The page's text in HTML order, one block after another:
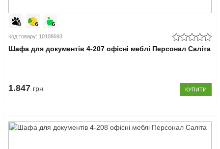
Код товару: 10108693
Шафа для документів 4-207 офісні меблі Персонал Саліта
1.847 грн КУПИТИ